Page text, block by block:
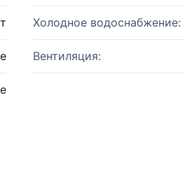
Холодное водоснабжение:
Вентиляция: